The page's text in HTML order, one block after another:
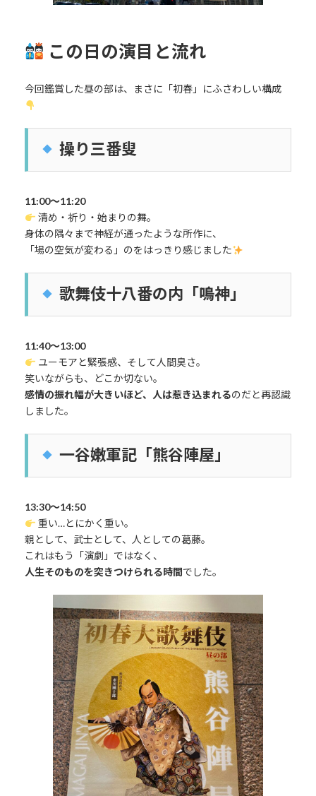
この日の演目と流れ
今回鑑賞した昼の部は、まさに「初春」にふさわしい構成
操り三番叟
11:00〜11:20
清め・祈り・始まりの舞。
身体の隅々まで神経が通ったような所作に、
「場の空気が変わる」のをはっきり感じました
歌舞伎十八番の内「鳴神」
11:40〜13:00
ユーモアと緊張感、そして人間臭さ。
笑いながらも、どこか切ない。
感情の振れ幅が大きいほど、人は惹き込まれるのだと再認識
しました。
一谷嫩軍記「熊谷陣屋」
13:30〜14:50
重い…とにかく重い。
親として、武士として、人としての葛藤。
これはもう「演劇」ではなく、
人生そのものを突きつけられる時間でした。